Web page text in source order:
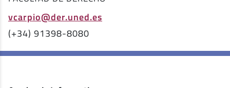
vcarpio@der.uned.es
(+34) 91398-8080